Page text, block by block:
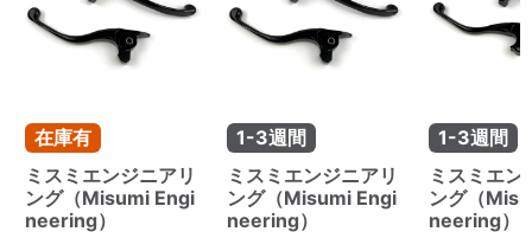
在庫有
ミスミエンジニアリ
ング（Misumi Engi
neering）
1-3週間
ミスミエンジニアリ
ング（Misumi Engi
neering）
1-3週間
ミスミエン
ング（
neering）